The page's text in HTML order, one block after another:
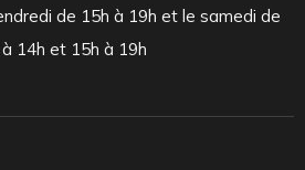
de 15h à 19h et le samedi de
à 14h et 15h à 19h